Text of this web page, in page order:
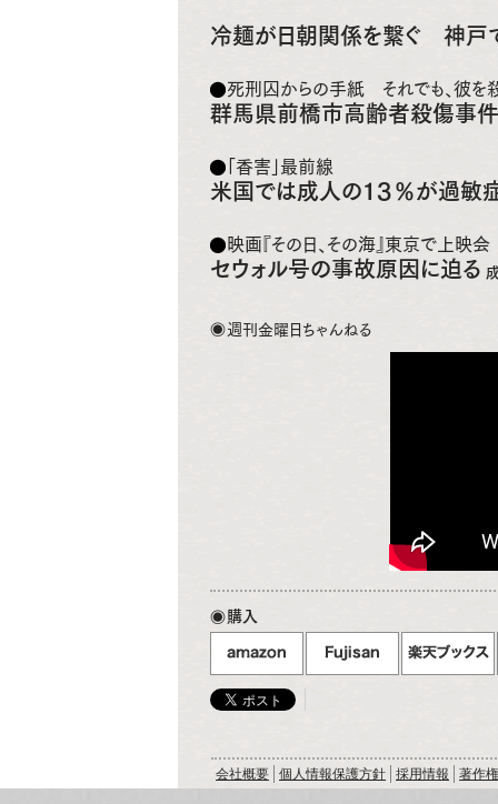
冷麺が日朝関係を繋ぐ 神戸
死刑囚からの手紙 それでも、彼を殺
群馬県前橋市高齢者殺傷事
「香害」最前線
米国では成人の１３％が過敏
映画『その日、その海』東京で上映会
セウォル号の事故原因に迫る
週刊金曜日ちゃんねる
購入
会社概要 個人情報保護方針 採用情報 著作